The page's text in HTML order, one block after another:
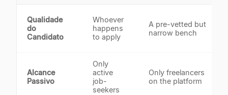
Qualidade
do
Candidato
Whoever
happens
to apply
A pre-vetted but
narrow bench
Alcance
Passivo
Only
active
job-
seekers
Only freelancers
on the platform